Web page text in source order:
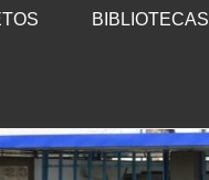
BIBLIOTECAS